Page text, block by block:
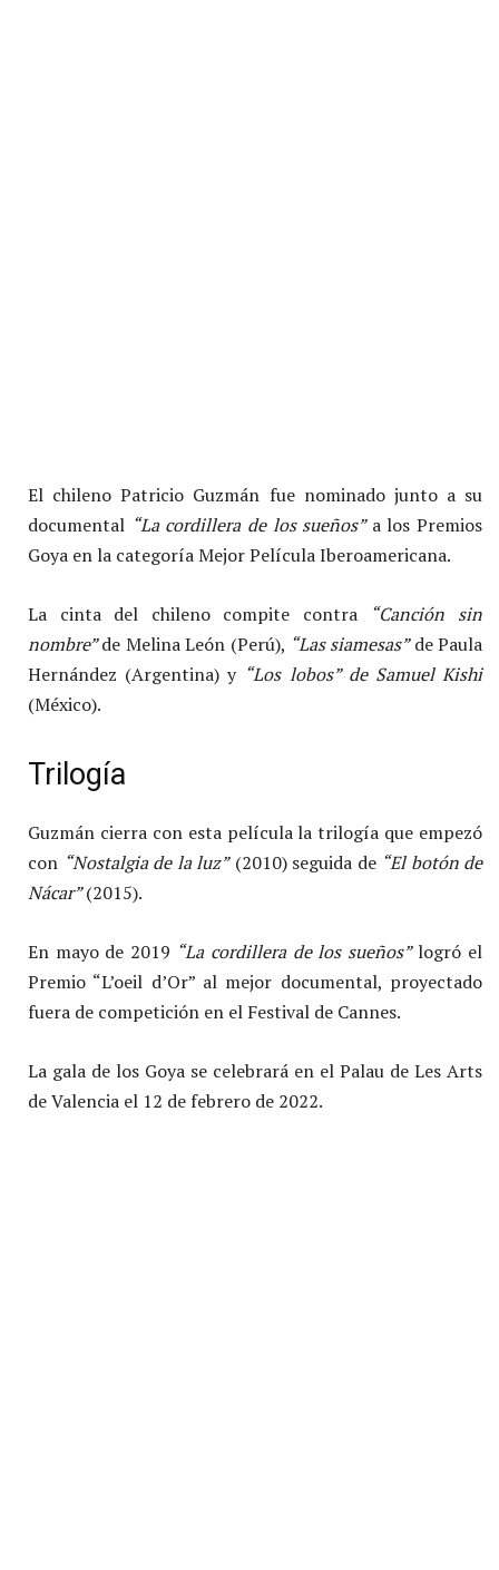
El chileno Patricio Guzmán fue nominado junto a su
documental “La cordillera de los sueños” a los Premios
Goya en la categoría Mejor Película Iberoamericana.
La cinta del chileno compite contra
“Canción sin
nombre”de Melina León (Perú), “Las siamesas”de Paula
Hernández (Argentina) y “Los lobos”de Samuel Kishi
(México).
Trilogía
Guzmán cierra con esta película la trilogía que empezó
con “Nostalgia de la luz”(2010) seguida de “El botón de
Nácar”(2015).
En mayo de 2019 “La cordillera de los sueños”logró el
Premio “L’oeil d’Or” al mejor documental, proyectado
fuera de competición en el Festival de Cannes.
La gala de los Goya se celebrará en el Palau de Les Arts
de Valencia el 12 de febrero de 2022.